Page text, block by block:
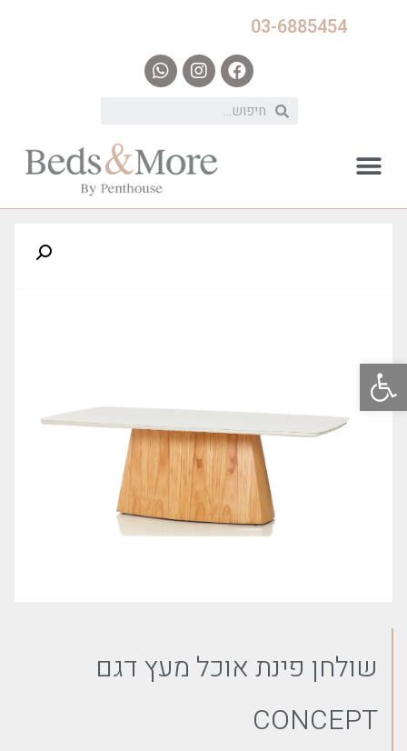
פתח סרגל נגישות
03-6885454
שולחן פינת אוכל מעץ דגם
CONCEPT